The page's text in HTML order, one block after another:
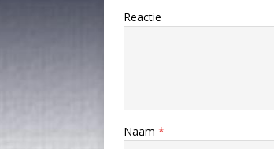
Reactie
Naam *